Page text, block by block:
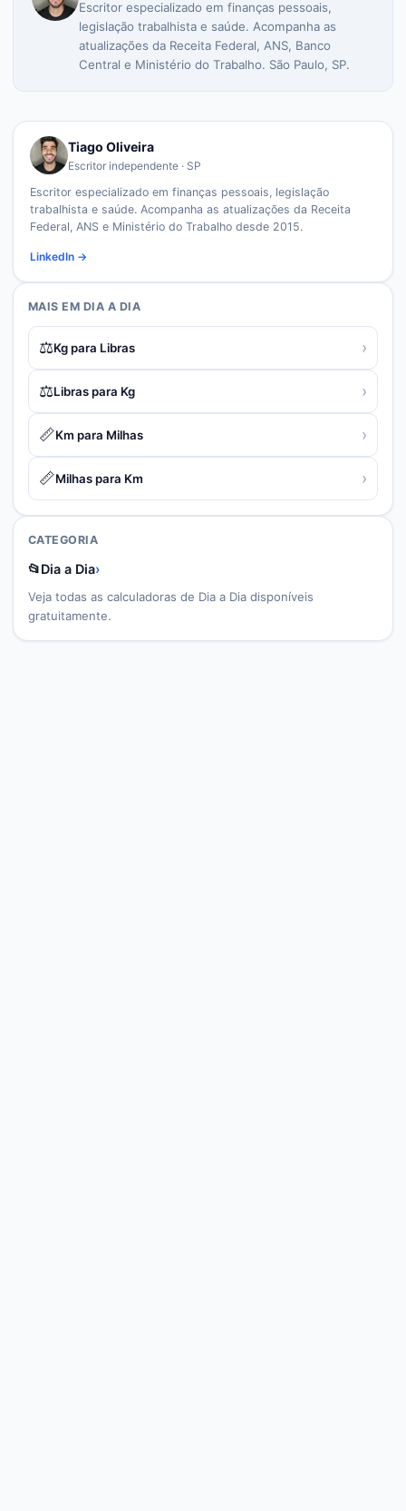
Escritor especializado em finanças pessoais,
legislação trabalhista e saúde. Acompanha as
atualizações da Receita Federal, ANS, Banco
Central e Ministério do Trabalho. São Paulo, SP.
Tiago Oliveira
Escritor independente · SP
Escritor especializado em finanças pessoais, legislação
trabalhista e saúde. Acompanha as atualizações da Receita
Federal, ANS e Ministério do Trabalho desde 2015.
LinkedIn →
MAIS EM DIA A DIA
⚖️Kg para Libras ›
⚖️Libras para Kg ›
📏Km para Milhas ›
📏Milhas para Km ›
CATEGORIA
📂Dia a Dia›
Veja todas as calculadoras de Dia a Dia disponíveis
gratuitamente.